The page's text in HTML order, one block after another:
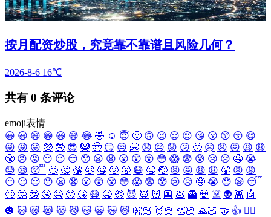
按月配资炒股，究竟靠不靠谱且风险几何？
2026-8-6 16℃
共有 0 条评论
emoji表情
😀 😃 😄 😁 😆 😅 😂 🤣 ☺️ 😇 🙂 🙃 😉 😌 😍 😘 😗 😙 😚 😋
😜 😝 😛 🤑 🤓 😎 🤡 🤠 😏 😒 🤗 😞 😔 😟 😕 🙁 ☹️ 😣 😖 😫 😩
😤 😠 😡 😶 😐 😑 😯 😦 😧 😮 😲 😵 😳 😱 😨 😰 😢 😥 🤤 😭
😓 😪 😴 🙄 🤔 🤥 😬 🤐 🤢 🤧 😷 🤒 🤕 😣 😖 😫 😩 😤 😠 😡
😶 😐 😑 😯 😦 😧 😮 😲 😵 😳 😱 😨 😰 😢 😥 🤤 😭 😓 😪 😴
🙄 🤔 🤥 😬 🤐 🤢 🤧 😷 🤒 🤕 😈 👿 👹 👺 💩 👻 💀 ☠️ 👽 👾 🤖
🎃 😺 😸 😹 😻 😼 😽 🙀 😿 😾 👐🏻 🙌🏻 👏🏻 🙏🏻 🤝 👍 👎🏻